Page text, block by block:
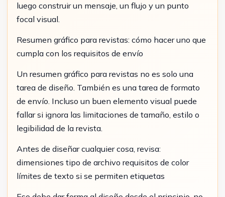
luego construir un mensaje, un flujo y un punto
focal visual.
Resumen gráfico para revistas: cómo hacer uno que
cumpla con los requisitos de envío
Un resumen gráfico para revistas no es solo una
tarea de diseño. También es una tarea de formato
de envío. Incluso un buen elemento visual puede
fallar si ignora las limitaciones de tamaño, estilo o
legibilidad de la revista.
Antes de diseñar cualquier cosa, revisa:
dimensiones tipo de archivo requisitos de color
límites de texto si se permiten etiquetas